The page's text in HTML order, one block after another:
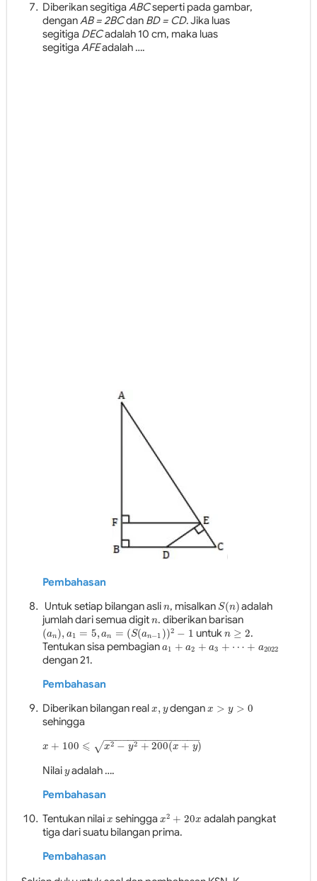
Diberikan segitigaABCseperti pada gambar,
denganAB = 2BCdan BD = CD. Jika luas
segitiga DECadalah 10 cm, maka luas
segitigaAFEadalah ….
Pembahasan
Untuk setiap bilangan asli n
n, misalkanS(n)
S(n) adalah
jumlah dari semua digit n
n. diberikan barisan
(an ), a1 = 5, an = (S(an−1 ))2 − 1
(𝑎𝑛), 𝑎1= 5, 𝑎𝑛=(𝑆 (𝑎 𝑛−1))2−1 untukn ≥ 2
n≥2
.
Tentukan sisa pembagian a1 + a2 + a3 + ⋯ + a2022
𝑎1 +𝑎 2+ 𝑎3 +⋯ +𝑎2022
dengan 21.
Pembahasan
Diberikan bilangan real x, y
x,y denganx > y > 0
𝑥>𝑦> 0
sehingga
x + 100 ⩽ x2 − y2 + 200(x + y)
− −
−−−−−−−−−−−−−−
√
x+100⩽ x2 −y2+ 200( x+y)
Nilai y
yadalah ….
Pembahasan
Tentukan nilai x
x sehinggax2 + 20x
𝑥2 +20𝑥
adalah pangkat
tiga dari suatu bilangan prima.
Pembahasan